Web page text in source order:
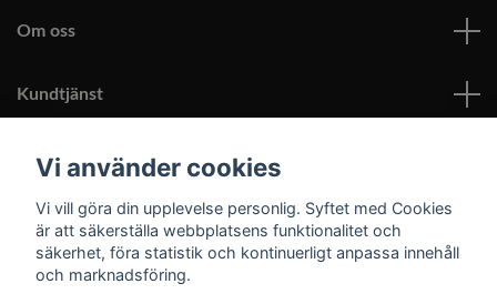
Om oss
Kundtjänst
Läs mer
Sociala medier
Vi använder cookies
Vi vill göra din upplevelse personlig. Syftet med Cookies
är att säkerställa webbplatsens funktionalitet och
säkerhet, föra statistik och kontinuerligt anpassa innehåll
och marknadsföring.